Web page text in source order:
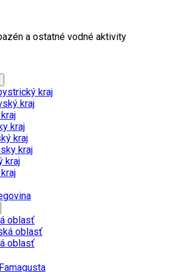
a ostatné vodné aktivity
kraj
kraj
kraj
kraj
kraj
kraj
oblasť
oblasť
oblasť